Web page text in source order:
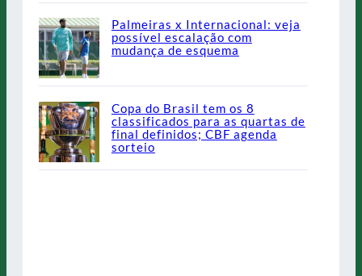
Palmeiras x Internacional: veja
possível escalação com
mudança de esquema
Copa do Brasil tem os 8
classificados para as quartas de
final definidos; CBF agenda
sorteio